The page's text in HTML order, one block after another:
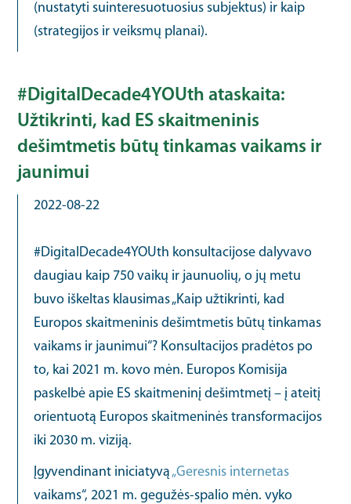
(nustatyti suinteresuotuosius subjektus) ir kaip
(strategijos ir veiksmų planai).
#DigitalDecade4YOUth ataskaita:
Užtikrinti, kad ES skaitmeninis
dešimtmetis būtų tinkamas vaikams ir
jaunimui
2022-08-22
#DigitalDecade4YOUth konsultacijose dalyvavo
daugiau kaip 750 vaikų ir jaunuolių, o jų metu
buvo iškeltas klausimas „Kaip užtikrinti, kad
Europos skaitmeninis dešimtmetis būtų tinkamas
vaikams ir jaunimui“? Konsultacijos pradėtos po
to, kai 2021 m. kovo mėn. Europos Komisija
paskelbė apie ES skaitmeninį dešimtmetį – į ateitį
orientuotą Europos skaitmeninės transformacijos
iki 2030 m. viziją.
Įgyvendinant iniciatyvą„Geresnis internetas
vaikams“, 2021 m. gegužės-spalio mėn. vyko